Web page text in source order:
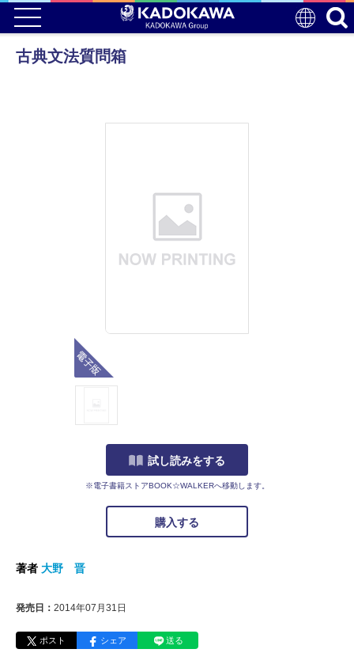
古典文法質問箱
試し読みをする
※電子書籍ストアBOOK☆WALKERへ移動します。
購入する
著者 大野 晋
発売日： 2014年07月31日
ポスト シェア 送る